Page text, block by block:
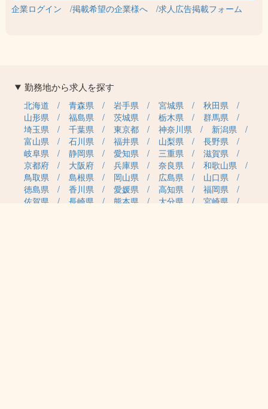
企業ログイン 掲載希望の企業様へ 求人広告掲載フォーム
勤務地から求人を探す
北海道 青森県 岩手県 宮城県
秋田県
山形県
福島県 茨城県 栃木県
群馬県
埼玉県
千葉県 東京都 神奈川県
新潟県
富山県
石川県 福井県 山梨県
長野県
岐阜県
静岡県 愛知県 三重県
滋賀県
京都府
大阪府 兵庫県 奈良県
和歌山県
鳥取県
島根県 岡山県 広島県
山口県
徳島県
香川県 愛媛県 高知県
福岡県
佐賀県
長崎県 熊本県 大分県
宮崎県